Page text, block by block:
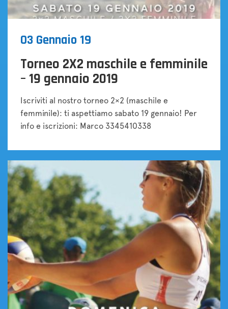
03 Gennaio 19
Torneo 2X2 maschile e femminile
– 19 gennaio 2019
Iscriviti al nostro torneo 2×2 (maschile e
femminile): ti aspettiamo sabato 19 gennaio! Per
info e iscrizioni: Marco 3345410338
Tornei